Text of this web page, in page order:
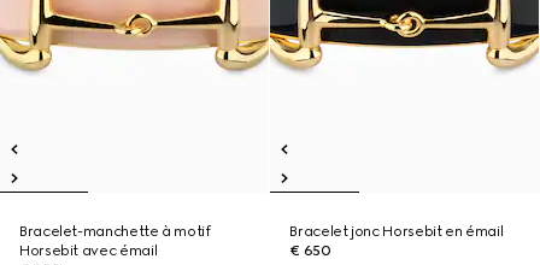
Bracelet-manchette à motif
Horsebit avec émail
Bracelet jonc Horsebit en émail
€ 650